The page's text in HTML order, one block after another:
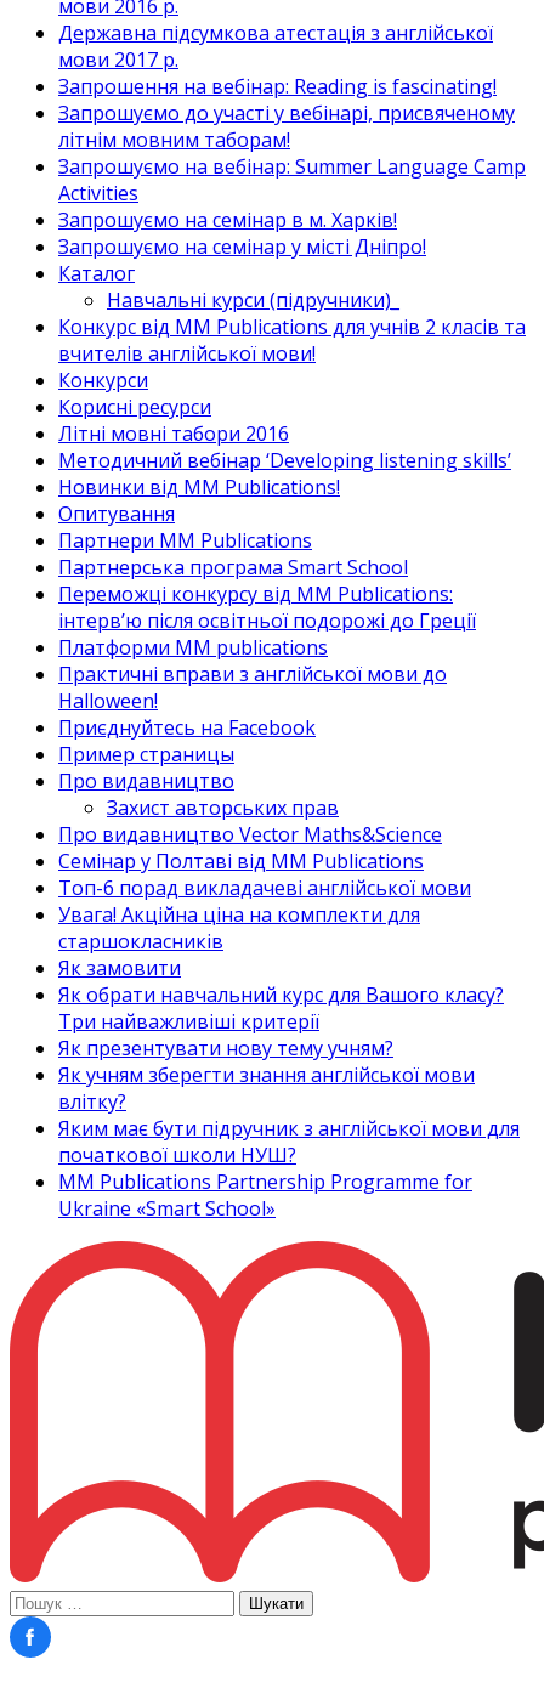
мови 2016 р.
Державна підсумкова атестація з англійської
мови 2017 р.
Запрошення на вебінар: Reading is fascinating!
Запрошуємо до участі у вебінарі, присвяченому
літнім мовним таборам!
Запрошуємо на вебінар: Summer Language Camp
Activities
Запрошуємо на семінар в м. Харків!
Запрошуємо на семінар у місті Дніпро!
Каталог
Навчальні курси (підручники)_
Конкурс від MM Publications для учнів 2 класів та
вчителів англійської мови!
Конкурси
Корисні ресурси
Літні мовні табори 2016
Методичний вебінар ‘Developing listening skills’
Новинки від MM Publications!
Опитування
Партнери MM Publications
Партнерська програма Smart School
Переможці конкурсу від MM Publications:
інтерв’ю після освітньої подорожі до Греції
Платформи MM publications
Практичні вправи з англійської мови до
Halloween!
Приєднуйтесь на Facebook
Пример страницы
Про видавництво
Захист авторських прав
Про видавництво Vector Maths&Science
Семінар у Полтаві від MM Publications
Топ-6 порад викладачеві англійської мови
Увага! Акційна ціна на комплекти для
старшокласників
Як замовити
Як обрати навчальний курс для Вашого класу?
Три найважливіші критерії
Як презентувати нову тему учням?
Як учням зберегти знання англійської мови
влітку?
Яким має бути підручник з англійської мови для
початкової школи НУШ?
MM Publications Partnership Programme for
Ukraine «Smart School»
Пошук: